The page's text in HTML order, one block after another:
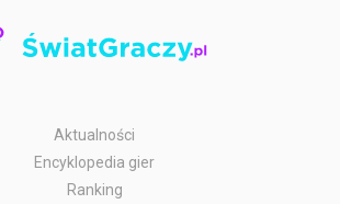
Aktualności
Encyklopedia gier
Ranking